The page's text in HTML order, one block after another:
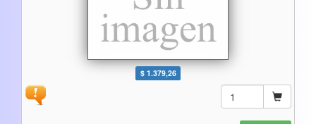
$ 1.379,26